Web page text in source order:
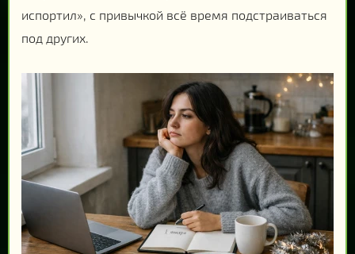
испортил», с привычкой всё время подстраиваться
под других.